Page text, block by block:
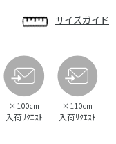
サイズガイド
× 100cm
入荷ﾘｸｴｽﾄ
× 110cm
入荷ﾘｸｴｽﾄ